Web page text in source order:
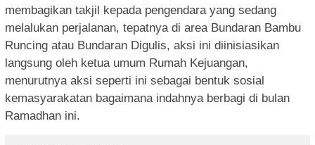
membagikan takjil kepada pengendara yang sedang
melalukan perjalanan, tepatnya di area Bundaran Bambu
Runcing atau Bundaran Digulis, aksi ini diinisiasikan
langsung oleh ketua umum Rumah Kejuangan,
menurutnya aksi seperti ini sebagai bentuk sosial
kemasyarakatan bagaimana indahnya berbagi di bulan
Ramadhan ini.